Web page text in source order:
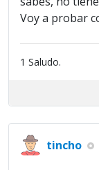
Voy a probar
1 Saludo.
tincho